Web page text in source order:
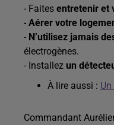
- Faites entretenir et
- Aérer votre
- N’utilisez jamais
électrogènes.
- Installez un
À lire aussi :
Commandant